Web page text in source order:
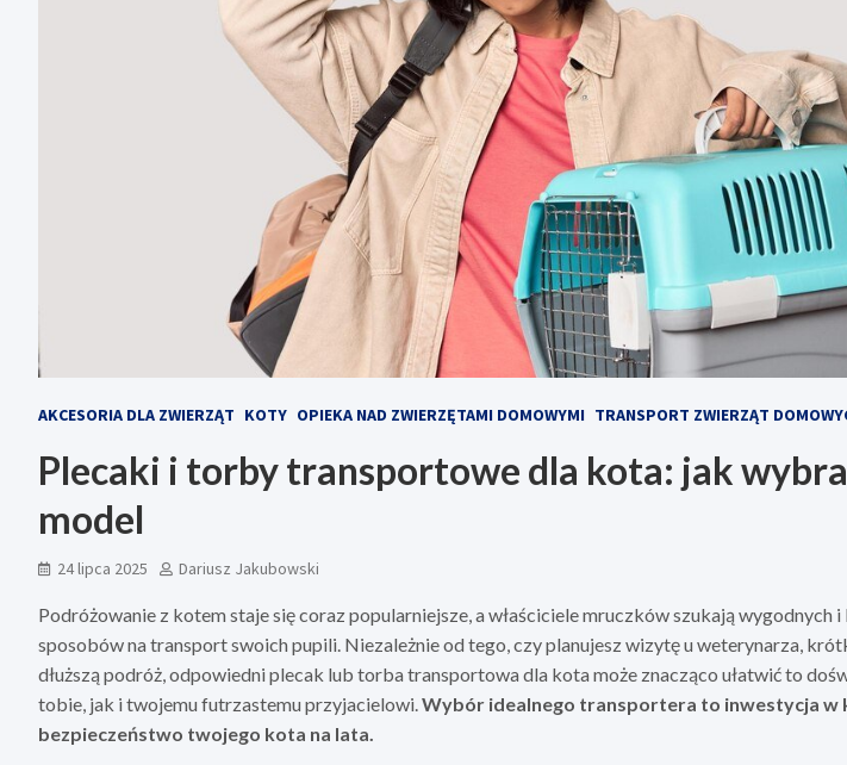
AKCESORIA DLA ZWIERZĄT KOTY OPIEKA NAD ZWIERZĘTAMI DOMOWYMI TRANSPORT ZWIERZĄT
Plecaki i torby transportowe dla kota: jak
model
24 lipca 2025 Dariusz Jakubowski
Podróżowanie z kotem staje się coraz popularniejsze, a właściciele mruczków szukają wygodnych
sposobów na transport swoich pupili. Niezależnie od tego, czy planujesz wizytę u weterynarza,
dłuższą podróż, odpowiedni plecak lub torba transportowa dla kota może znacząco ułatwić to
tobie, jak i twojemu futrzastemu przyjacielowi.Wybór idealnego transportera to inwestycja w
bezpieczeństwo twojego kota na lata.